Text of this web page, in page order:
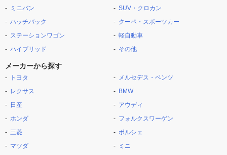
ミニバン
ハッチバック
ステーションワゴン
ハイブリッド
SUV・クロカン
クーペ・スポーツカー
軽自動車
その他
メーカーから探す
トヨタ
レクサス
日産
ホンダ
三菱
マツダ
メルセデス・ベンツ
BMW
アウディ
フォルクスワーゲン
ポルシェ
ミニ